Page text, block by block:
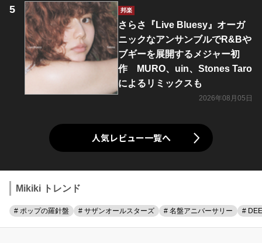
邦楽
さらさ『Live Bluesy』オーガ
ニックなアンサンブルでR&Bや
ブギーを展開するメジャー初
作 MURO、uin、Stones Taro
によるリミックスも
2026年08月05日
人気レビュー一覧へ
Mikiki トレンド
# ポップの羅針盤 # サザンオールスターズ # 名盤アニバーサリー #